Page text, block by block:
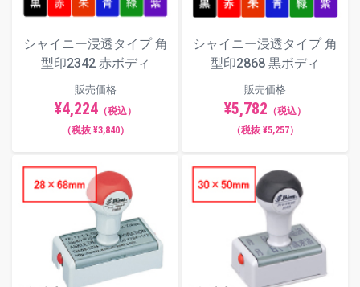
シャイニー浸透タイプ 角
型印2342 赤ボディ
販売価格
¥4,224（税込）
（税抜 ¥3,840）
シャイニー浸透タイプ 角
型印2868 黒ボディ
販売価格
¥5,782 （税込）
（税抜 ¥5,257）